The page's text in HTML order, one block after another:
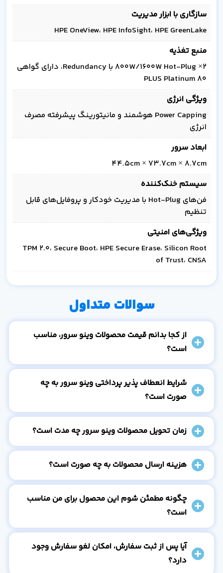
سازگاری با ابزار مدیریت
HPE OneView، HPE InfoSight، HPE GreenLake
منبع تغذیه
2× 800W/1600W Hot-Plug با Redundancy، دارای گواهی
80 PLUS Platinum
ویژگی انرژی
Power Capping هوشمند و مانیتورینگ پیشرفته مصرف
انرژی
ابعاد سرور
44.5cm × 73.7cm × 8.7cm
سیستم خنک‌کننده
فن‌های Hot-Plug با مدیریت خودکار و پروفایل‌های قابل
تنظیم
ویژگی‌های امنیتی
TPM 2.0، Secure Boot، HPE Secure Erase، Silicon Root
of Trust، CNSA
سوالات متداول
از کجا بدانم قیمت محصولات وینو سرور، مناسب
است؟
شرایط انعطاف پذیر پرداختی وینو سرور به چه
صورت است؟
زمان تحویل محصولات وینو سرور چه مدت است؟
هزینه ارسال محصولات به چه صورت است؟
چگونه مطمئن شوم این محصول برای من مناسب
است؟
آیا پس از ثبت سفارش، امکان لغو سفارش وجود
دارد؟